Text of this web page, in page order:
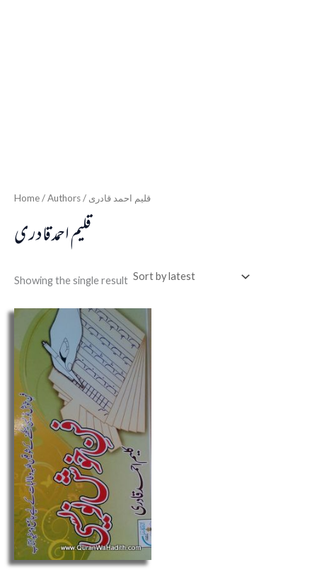
Home / Authors / قلیم احمد قادری
قلیم احمد قادری
Showing the single result